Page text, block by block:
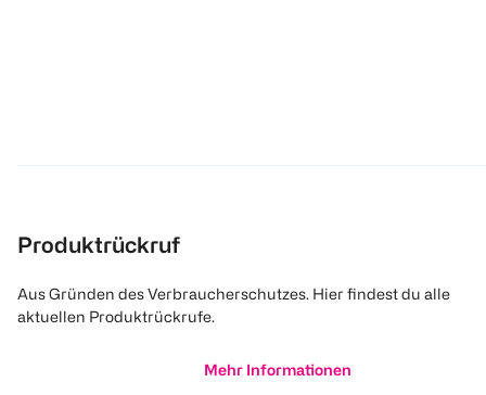
Produktrückruf
Aus Gründen des Verbraucherschutzes. Hier findest du alle
aktuellen Produktrückrufe.
Mehr Informationen